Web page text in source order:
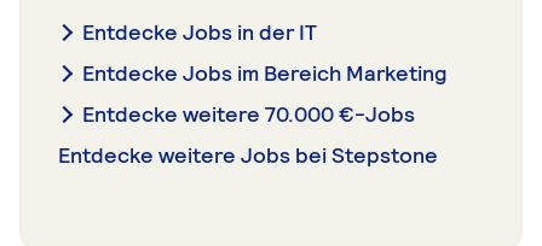
Entdecke Jobs in der IT
Entdecke Jobs im Bereich Marketing
Entdecke weitere 70.000 €-Jobs
Entdecke weitere Jobs bei Stepstone